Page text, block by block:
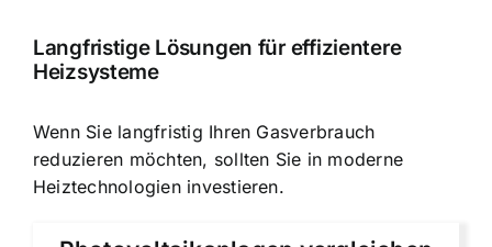
Langfristige Lösungen für effizientere
Heizsysteme
Wenn Sie langfristig Ihren Gasverbrauch
reduzieren möchten, sollten Sie in moderne
Heiztechnologien investieren.